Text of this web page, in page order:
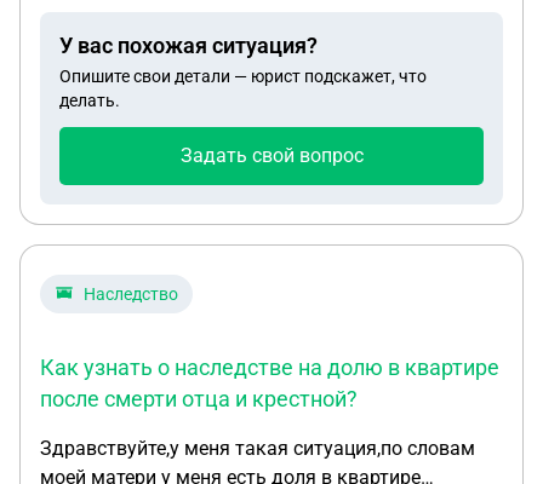
У вас похожая ситуация?
Опишите свои детали — юрист подскажет, что
делать.
Задать свой вопрос
Наследство
Как узнать о наследстве на долю в квартире
после смерти отца и крестной?
Здравствуйте,у меня такая ситуация,по словам
моей матери у меня есть доля в квартире